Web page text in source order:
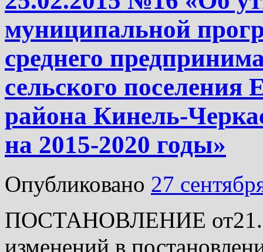
муниципальной
среднего
сельского
района Кинель-
на 2015-2020 годы»
Опубликовано 27
ПОСТАНОВЛЕНИЕ
изменений в